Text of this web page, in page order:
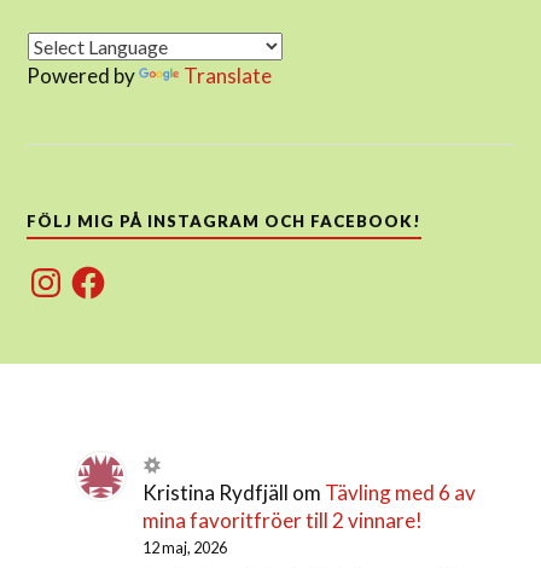
Powered by Translate
FÖLJ MIG PÅ INSTAGRAM OCH FACEBOOK!
InstagramFacebook
Kristina Rydfjäll om Tävling med 6 av
mina favoritfröer till 2 vinnare!
12 maj, 2026